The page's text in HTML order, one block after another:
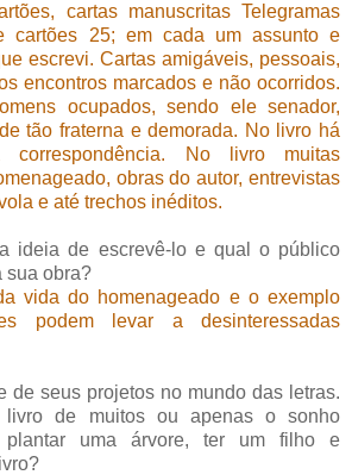
cartas manuscritas Telegramas
cartões 25; em cada um assunto e
escrevi. Cartas amigáveis, pessoais,
encontros marcados e não ocorridos.
ocupados, sendo ele senador,
tão fraterna e demorada. No livro há
correspondência. No livro muitas
obras do autor, entrevistas
e até trechos inéditos.
ideia de escrevê-lo e qual o público
sua obra?
vida do homenageado e o exemplo
podem levar a desinteressadas
de seus projetos no mundo das letras.
de muitos ou apenas o sonho
plantar uma árvore, ter um filho e